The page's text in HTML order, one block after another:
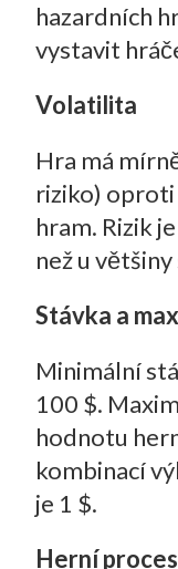
hazardních
vystavit
Volatilita
Hra má
riziko)
hram. Rizik
než u
Stávka a
Minimální
100 $.
hodnotu
kombinací
je 1 $.
Herní